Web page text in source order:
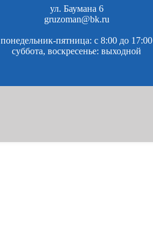
ул. Баумана 6
gruzoman@bk.ru
понедельник-пятница: c 8:00 до 17:00
суббота, воскресенье: выходной